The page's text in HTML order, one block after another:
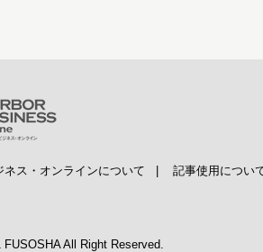
ネス・オンラインについて 記事使用につい
FUSOSHA All Right Reserved.